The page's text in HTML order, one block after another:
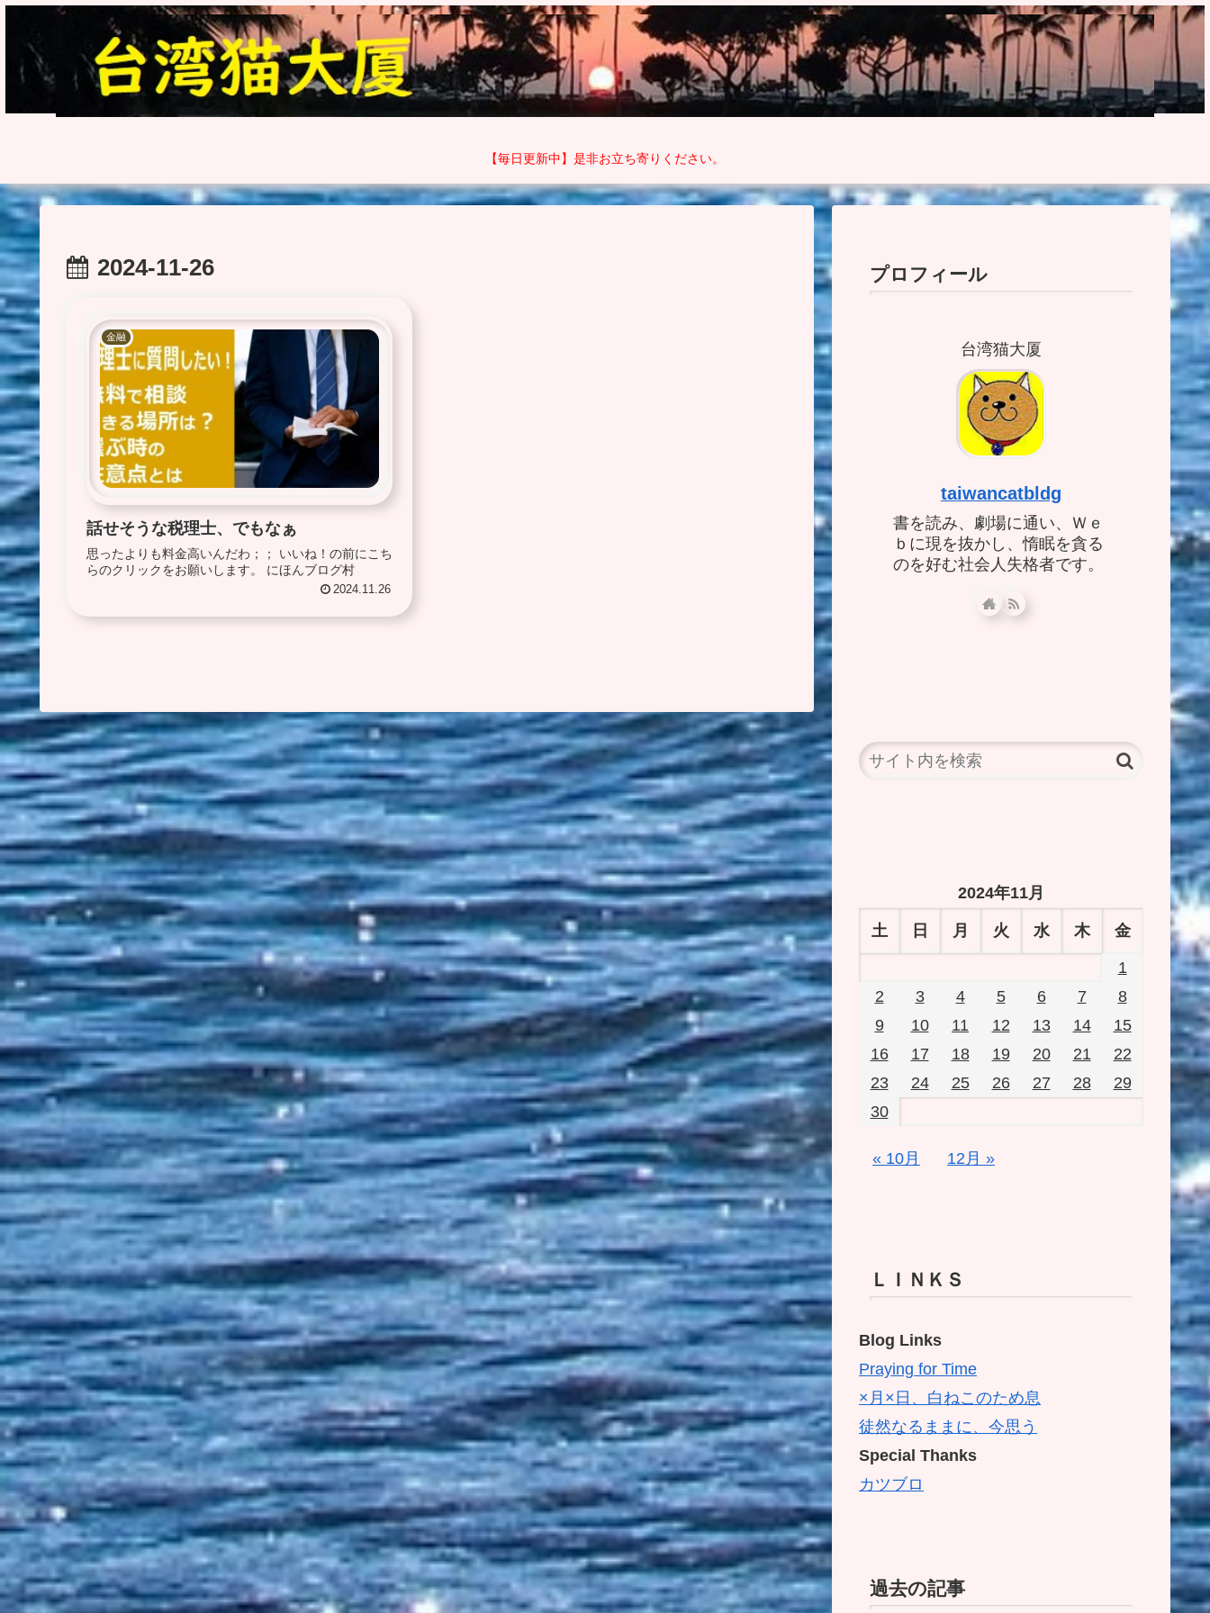
【毎日更新中】是非お立ち寄りください。
2024-11-26
金融
話せそうな税理士、でもなぁ
思ったよりも料金高いんだわ；； いいね！の前にこち
らのクリックをお願いします。 にほんブログ村
2024.11.26
プロフィール
台湾猫大厦
taiwancatbldg
書を読み、劇場に通い、Ｗｅ
ｂに現を抜かし、惰眠を貪る
のを好む社会人失格者です。
2024年11月
土 日 月 火 水 木 金
1
2
3 4 5 6 7
8
9
10 11 12 13 14
15
16
17 18 19 20 21
22
23
24 25 26 27 28
29
30
« 10月 12月 »
ＬＩＮＫＳ
Blog Links
Praying for Time
×月×日、白ねこのため息
徒然なるままに、今思う
Special Thanks
カツブロ
過去の記事